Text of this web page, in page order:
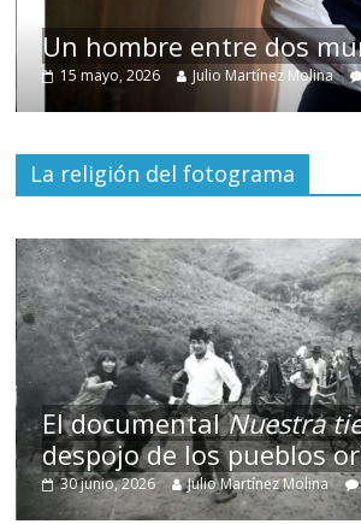
Un hombre entre dos
15 mayo, 2026 Julio Martínez Molina
La religión del fotograma
El documentalNuestra
despojo de los pueblos
30 junio, 2026 Julio Martínez Molina